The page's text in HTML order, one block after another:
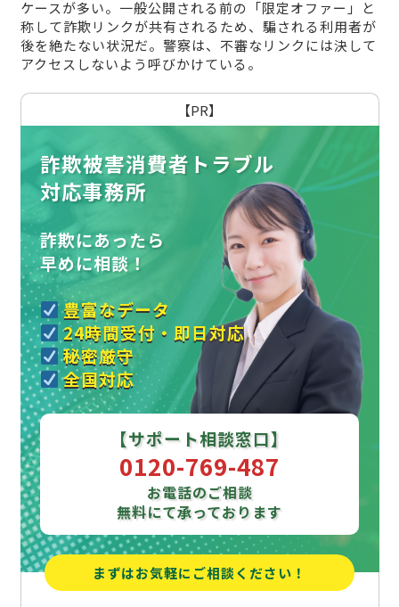
ケースが多い。一般公開される前の「限定オファー」と
称して詐欺リンクが共有されるため、騙される利用者が
後を絶たない状況だ。警察は、不審なリンクには決して
アクセスしないよう呼びかけている。
【PR】
詐欺被害消費者トラブル
対応事務所
詐欺にあったら
早めに相談！
豊富なデータ
24時間受付・即日対応
秘密厳守
全国対応
【サポート相談窓口】
0120-769-487
お電話のご相談
無料にて承っております
まずはお気軽にご相談ください！